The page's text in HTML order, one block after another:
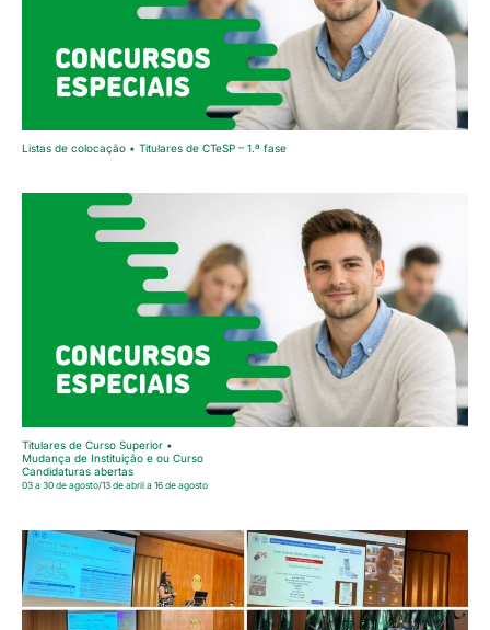
Listas de colocação • Titulares de CTeSP – 1.ª fase
Titulares de Curso Superior •
Mudança de Instituição e ou Curso
Candidaturas abertas
03 a 30 de agosto/13 de abril a 16 de agosto